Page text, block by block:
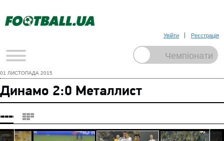
Увійти Реєстрація
01 ЛИСТОПАДА 2015
Динамо 2:0 Металлист